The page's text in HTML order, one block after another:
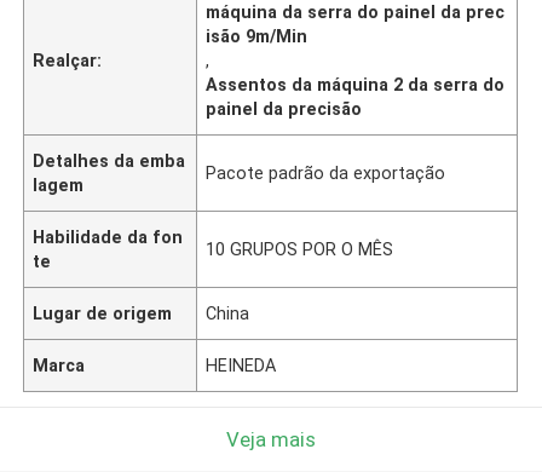
Realçar:
máquina da serra do painel da prec
isão 9m/Min
,
Assentos da máquina 2 da serra do
painel da precisão
Detalhes da emba
lagem
Pacote padrão da exportação
Habilidade da fon
te
10 GRUPOS POR O MÊS
Lugar de origem China
Marca HEINEDA
Veja mais